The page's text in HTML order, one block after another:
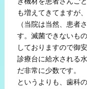
も増えてきてますが、
（当院は当然、患者
す。滅菌できないも
しておりますので御
診療台に給水される
だ非常に少数です。
というよりも、歯科